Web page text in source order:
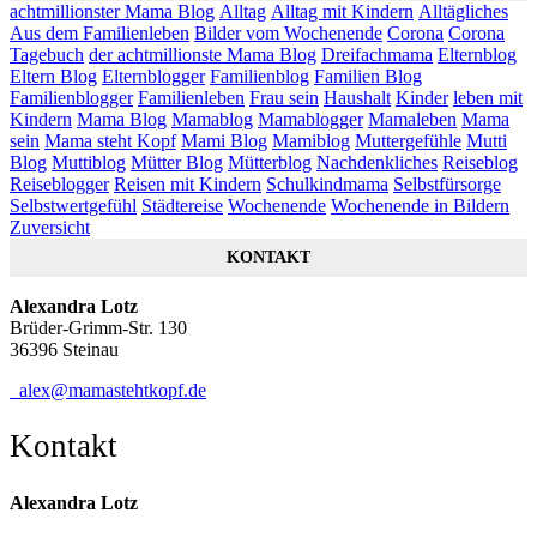
achtmillionster Mama Blog Alltag Alltag mit Kindern Alltägliches
Aus dem Familienleben Bilder vom Wochenende Corona Corona
Tagebuch der achtmillionste Mama Blog Dreifachmama Elternblog
Eltern Blog Elternblogger Familienblog Familien Blog
Familienblogger Familienleben Frau sein Haushalt Kinder leben mit
Kindern Mama Blog Mamablog Mamablogger Mamaleben Mama
sein Mama steht Kopf Mami Blog Mamiblog Muttergefühle Mutti
Blog Muttiblog Mütter Blog Mütterblog Nachdenkliches Reiseblog
Reiseblogger Reisen mit Kindern Schulkindmama Selbstfürsorge
Selbstwertgefühl Städtereise Wochenende Wochenende in Bildern
Zuversicht
KONTAKT
Alexandra Lotz
Brüder-Grimm-Str. 130
36396 Steinau
alex@mamastehtkopf.de
Kontakt
Alexandra Lotz